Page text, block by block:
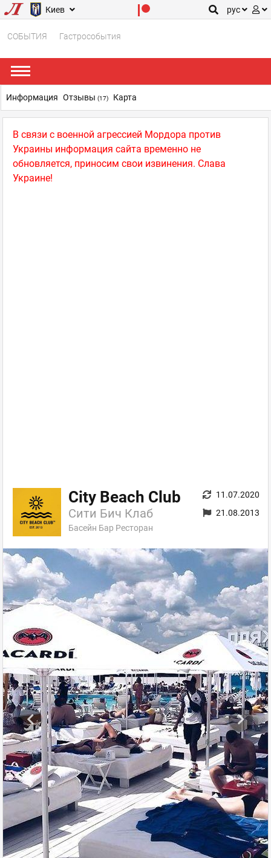
Киев рус
СОБЫТИЯ Гастрособытия
В связи с военной агрессией Мордора против
Украины информация сайта временно не
обновляется, приносим свои извинения. Слава
Украине!
City Beach Club
Сити Бич Клаб
Баcейн Бар Ресторан
11.07.2020
21.08.2013
Информация Отзывы (17) Карта